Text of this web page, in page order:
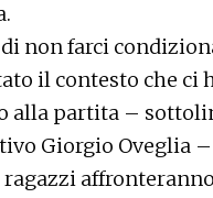
non farci
il contesto che ci
alla partita –
Giorgio Oveglia